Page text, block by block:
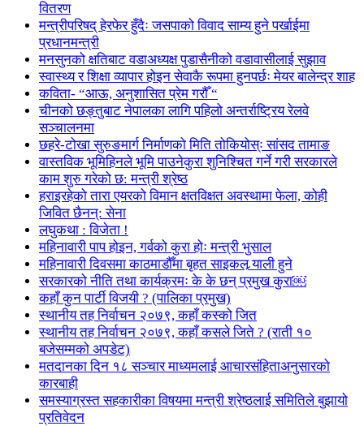
वितरण
मन्त्रीपरिषद् हेरफेर हुँदैः जसपाको विवाद साम्य हुने पर्खाईमा
प्रधानमन्त्री
मनसुनको क्षतिबाट वडाअध्यक्ष पुडासैनीको वडावासीलाई सुझाव
स्वास्थ्य र शिक्षा व्यापार होइन सेवाकै रूपमा हुनपर्छः मेयर बालेन्द्र शाह
कविता- “आऊ, अनुशासित प्रेम गरौँ “
चीनको छङ्तुबाट नेपालका लागि पहिलो अन्तर्राष्ट्रिय रेलवे
सञ्चालनमा
छहरे-टोखा सुरुङमार्ग निर्माणको मिति तोकियोस्ः सांसद तामाङ
वास्तविक भूमिहिनले भूमि पाउनेकुरा शुनिश्चित गर्ने गरी सरकारले
काम शुरु गरेको छ: मन्त्री श्रेष्ठ
हराइरहेको तारा एयरको विमान क्षतविक्षत अवस्थामा फेला, कोही
जिवित छैनन्: सेना
लघुकथा : विजेता !
महिनावारी पाप होइन, गर्वको कुरा होः मन्त्री भुसाल
महिनावारी दिवसमा काठमाडौँमा बृहत साइकल र्‍याली हुने
सरकारको नीति तथा कार्यक्रमः के के छन् प्रमुख कुरा￼
कहाँ कुन पार्टी विजयी ? (पालिका प्रमुख)
स्थानीय तह निर्वाचन २०७९, कहाँ कस्को जित
स्थानीय तह निर्वाचन २०७९, कहाँ कसले जिते ? (राती १०
बजेसम्मको अपडेट)
मतदानका दिन १८ सञ्चार माध्यमलाई आचारसंहिताअनुसारको
कारबाही
समस्याग्रस्त सहकारीका विषयमा मन्त्री श्रेष्ठलाई समितिले बुझायो
प्रतिवेदन